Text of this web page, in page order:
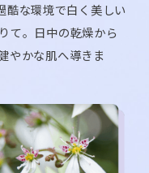
酷な環境で白く美しい
て。日中の乾燥から
やかな肌へ導きま